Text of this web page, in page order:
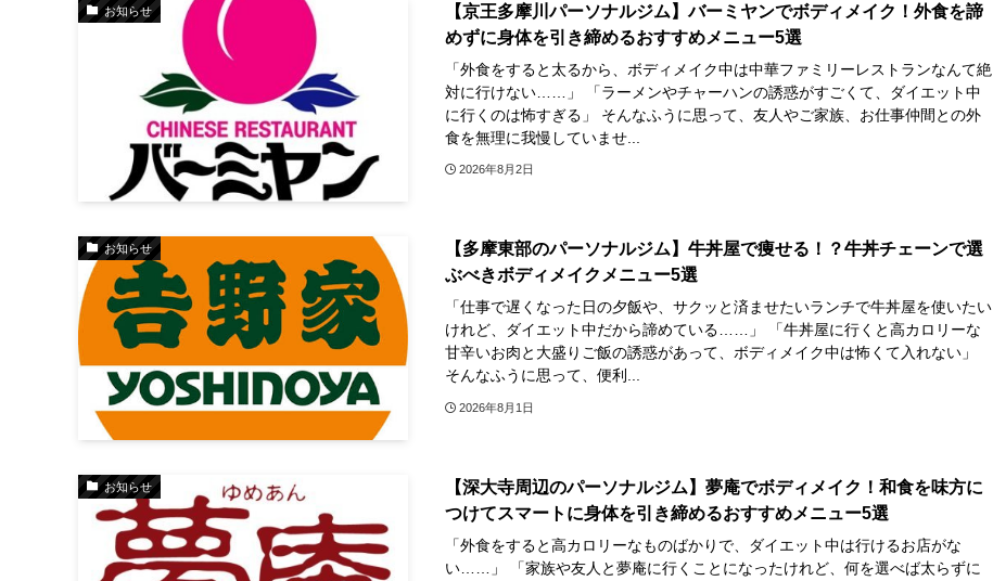
お知らせ
【京王多摩川パーソナルジム】バーミヤンでボディメイク！外食を諦
めずに身体を引き締めるおすすめメニュー5選
「外食をすると太るから、ボディメイク中は中華ファミリーレストランなんて絶
対に行けない……」 「ラーメンやチャーハンの誘惑がすごくて、ダイエット中
に行くのは怖すぎる」 そんなふうに思って、友人やご家族、お仕事仲間との外
食を無理に我慢していませ...
2026年8月2日
お知らせ
【多摩東部のパーソナルジム】牛丼屋で痩せる！？牛丼チェーンで選
ぶべきボディメイクメニュー5選
「仕事で遅くなった日の夕飯や、サクッと済ませたいランチで牛丼屋を使いたい
けれど、ダイエット中だから諦めている……」 「牛丼屋に行くと高カロリーな
甘辛いお肉と大盛りご飯の誘惑があって、ボディメイク中は怖くて入れない」
そんなふうに思って、便利...
2026年8月1日
お知らせ
【深大寺周辺のパーソナルジム】夢庵でボディメイク！和食を味方に
つけてスマートに身体を引き締めるおすすめメニュー5選
「外食をすると高カロリーなものばかりで、ダイエット中は行けるお店がな
い……」 「家族や友人と夢庵に行くことになったけれど、何を選べば太らずに